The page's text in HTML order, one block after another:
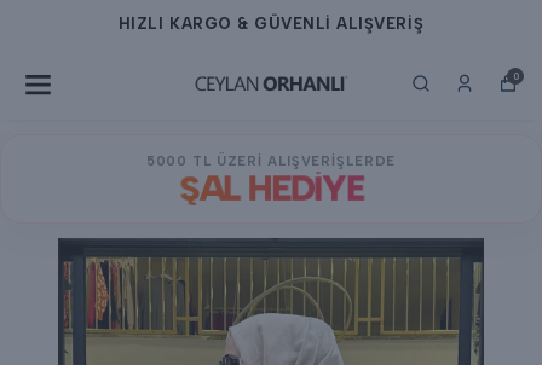
HIZLI KARGO & GÜVENLİ ALIŞVERİŞ
0
5000 TL ÜZERİ ALIŞVERİŞLERDE
ŞAL HEDİYE